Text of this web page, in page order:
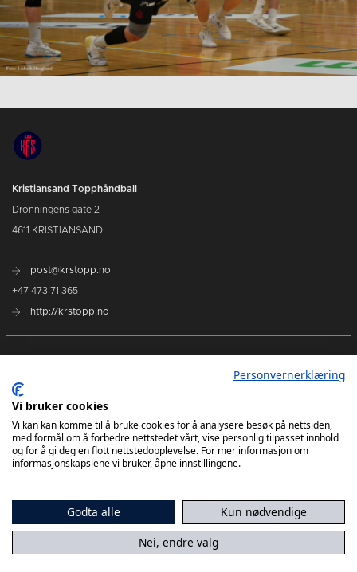
Kristiansand Topphåndball
Dronningens gate 2
4611 KRISTIANSAND
post@krstopp.no
+47 473 71 365
http://krstopp.no
Kommende kamper
Tabell
Personvernerklæring
Vi bruker cookies
Vi kan kan komme til å bruke cookies for å analysere besøk på nettsiden,
med formål om å forbedre nettstedet vårt, vise personlig tilpasset innhold
og for å gi deg en flott nettstedopplevelse. For mer informasjon om
informasjonskapslene vi bruker, åpne innstillingene.
Godta alle
Kun nødvendige
Nei, endre valg